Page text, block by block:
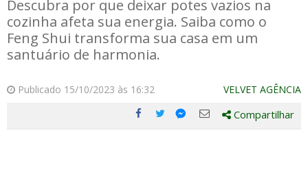
Descubra por que deixar potes vazios na
cozinha afeta sua energia. Saiba como o
Feng Shui transforma sua casa em um
santuário de harmonia.
Publicado 15/10/2023 às 16:32 VELVET AGÊNCIA
Compartilhe
Compartilhe
Compartilhe
Compartilhe
Compartilhar